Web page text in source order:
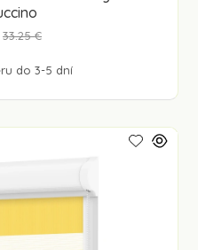
do 3-5 dní
33.25 €